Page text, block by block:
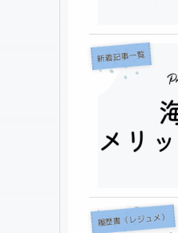
新着記事一覧
履歴書（レジュメ）